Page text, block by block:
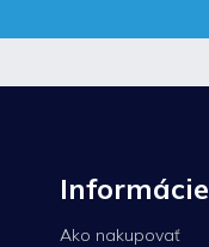
Informácie
Ako nakupovať